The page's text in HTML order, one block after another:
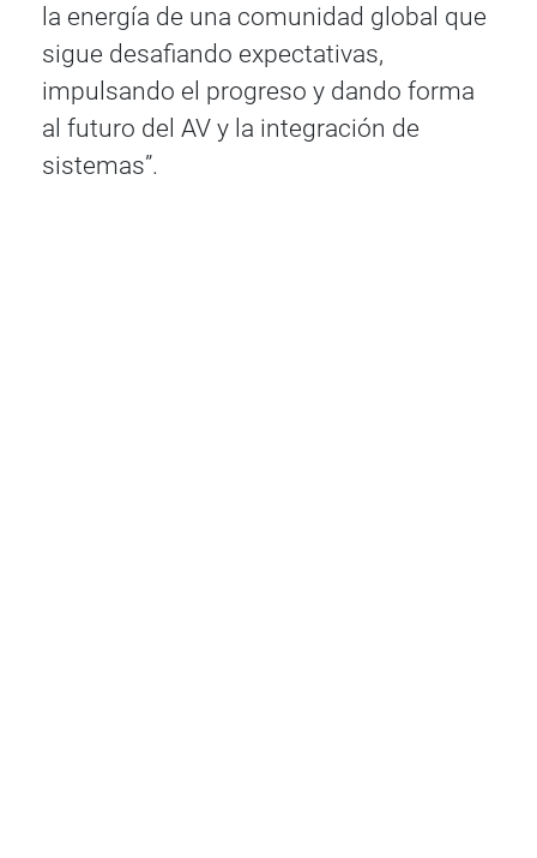
la energía de una comunidad global que
sigue desafiando expectativas,
impulsando el progreso y dando forma
al futuro del AV y la integración de
sistemas”.